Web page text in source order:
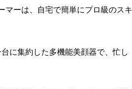
マーは、自宅で簡単にプロ級のスキ
に集約した多機能美顔器で、忙し